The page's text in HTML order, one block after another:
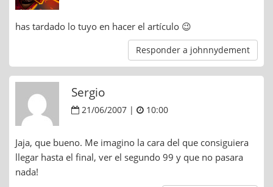
has tardado lo tuyo en hacer el artículo 😉
Responder a johnnydement
Sergio
21/06/2007 | 10:00
Jaja, que bueno. Me imagino la cara del que consiguiera
llegar hasta el final, ver el segundo 99 y que no pasara
nada!